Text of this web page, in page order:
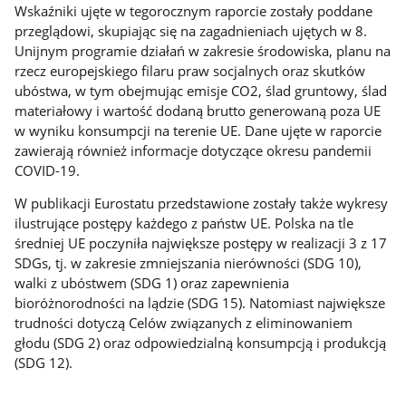
Wskaźniki ujęte w tegorocznym raporcie zostały poddane
przeglądowi, skupiając się na zagadnieniach ujętych w 8.
Unijnym programie działań w zakresie środowiska, planu na
rzecz europejskiego filaru praw socjalnych oraz skutków
ubóstwa, w tym obejmując emisje CO2, ślad gruntowy, ślad
materiałowy i wartość dodaną brutto generowaną poza UE
w wyniku konsumpcji na terenie UE. Dane ujęte w raporcie
zawierają również informacje dotyczące okresu pandemii
COVID-19.
W publikacji Eurostatu przedstawione zostały także wykresy
ilustrujące postępy każdego z państw UE. Polska na tle
średniej UE poczyniła największe postępy w realizacji 3 z 17
SDGs, tj. w zakresie zmniejszania nierówności (SDG 10),
walki z ubóstwem (SDG 1) oraz zapewnienia
bioróżnorodności na lądzie (SDG 15). Natomiast największe
trudności dotyczą Celów związanych z eliminowaniem
głodu (SDG 2) oraz odpowiedzialną konsumpcją i produkcją
(SDG 12).